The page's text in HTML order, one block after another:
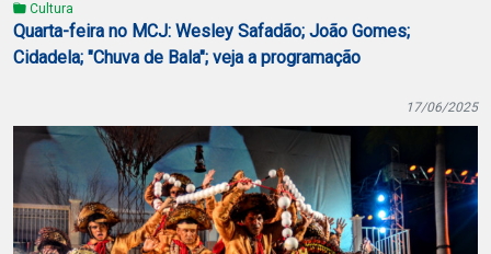
Cultura
Quarta-feira no MCJ: Wesley Safadão; João Gomes;
Cidadela; "Chuva de Bala"; veja a programação
17/06/2025